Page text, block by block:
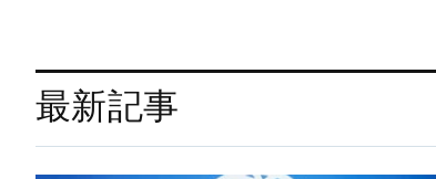
最新記事